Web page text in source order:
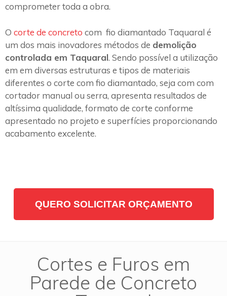
comprometer toda a obra.
O corte de concreto com fio diamantado Taquaral é
um dos mais inovadores métodos de demolição
controlada em Taquaral. Sendo possível a utilização
em em diversas estruturas e tipos de materiais
diferentes o corte com fio diamantado, seja com com
cortador manual ou serra, apresenta resultados de
altíssima qualidade, formato de corte conforme
apresentado no projeto e superfícies proporcionando
acabamento excelente.
QUERO SOLICITAR ORÇAMENTO
Cortes e Furos em
Parede de Concreto